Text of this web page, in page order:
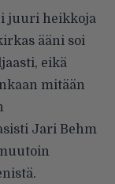
juuri heikkoja
ääni soi
eikä
mitään
Jari Behm